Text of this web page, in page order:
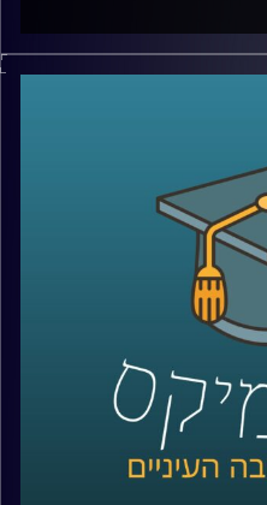
לנגידת בנק
על הקשר בין
של הבנקים
התמונה הבעייתית
העוני העולמי.
השפעה
.